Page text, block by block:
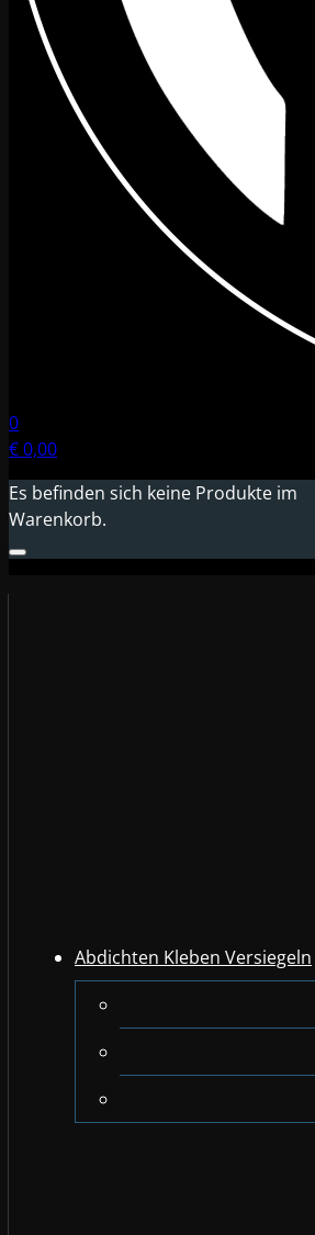
0
€0,00
Es befinden sich keine Produkte im
Warenkorb.
Abdichten Kleben Versiegeln